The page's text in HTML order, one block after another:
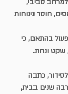
חוסר נינוחות
בהתאם, כי
שקט ונחת.
כתבה
שנים בבית,